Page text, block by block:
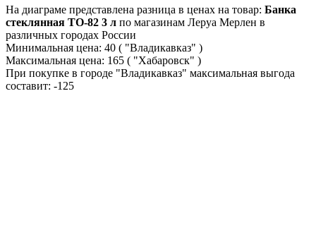
На диаграме представлена разница в ценах на товар: Банка
стеклянная ТО-82 3 л по магазинам Леруа Мерлен в
различных городах России
Минимальная цена: 40 ( "Владикавказ" )
Максимальная цена: 165 ( "Хабаровск" )
При покупке в городе "Владикавказ" максимальная выгода
составит: -125